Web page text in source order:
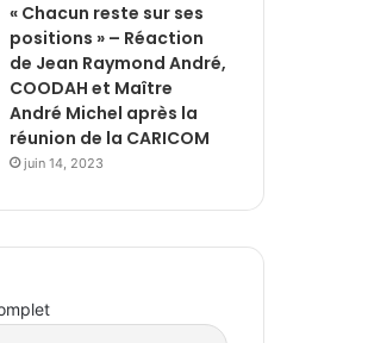
« Chacun reste sur ses
positions » – Réaction
de Jean Raymond André,
COODAH et Maître
André Michel après la
réunion de la CARICOM
juin 14, 2023